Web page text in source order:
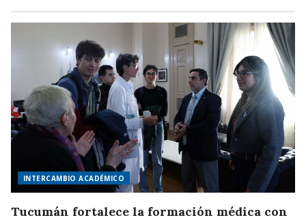
INTERCAMBIO ACADÉMICO
Tucumán fortalece la formación médica con